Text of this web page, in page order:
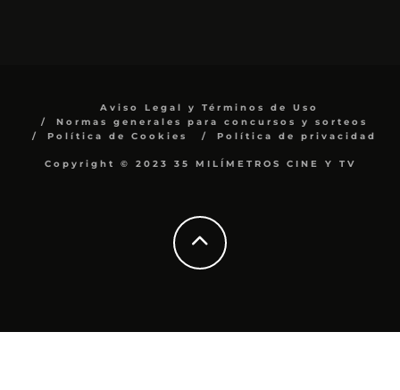
Aviso Legal y Términos de Uso
Normas generales para concursos y sorteos
Política de Cookies
Política de privacidad
Copyright © 2023 35 MILÍMETROS CINE Y TV